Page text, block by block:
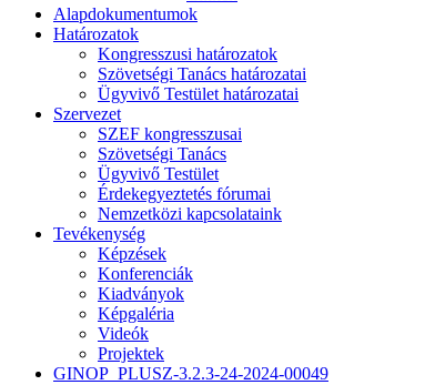
Alapdokumentumok
Határozatok
Kongresszusi határozatok
Szövetségi Tanács határozatai
Ügyvivő Testület határozatai
Szervezet
SZEF kongresszusai
Szövetségi Tanács
Ügyvivő Testület
Érdekegyeztetés fórumai
Nemzetközi kapcsolataink
Tevékenység
Képzések
Konferenciák
Kiadványok
Képgaléria
Videók
Projektek
GINOP_PLUSZ-3.2.3-24-2024-00049